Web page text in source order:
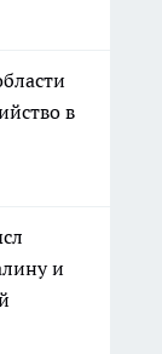
в
и